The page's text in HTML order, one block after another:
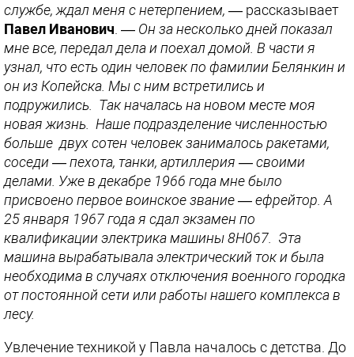
службе, ждал меня с нетерпением, — рассказывает
Павел Иванович . — Он за несколько дней показал
мне все, передал дела и поехал домой. В части я
узнал, что есть один человек по фамилии Белянкин и
он из Копейска. Мы с ним встретились и
подружились. Так началась на новом месте моя
новая жизнь. Наше подразделение численностью
больше двух сотен человек занималось ракетами,
соседи — пехота, танки, артиллерия — своими
делами. Уже в декабре 1966 года мне было
присвоено первое воинское звание — ефрейтор. А
25 января 1967 года я сдал экзамен по
квалификации электрика машины 8Н067. Эта
машина вырабатывала электрический ток и была
необходима в случаях отключения военного городка
от постоянной сети или работы нашего комплекса в
лесу.
Увлечение техникой у Павла началось с детства. До